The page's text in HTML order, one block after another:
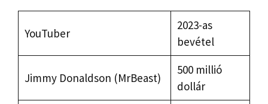
YouTuber
2023-as
bevétel
Jimmy Donaldson (MrBeast)
500 millió
dollár